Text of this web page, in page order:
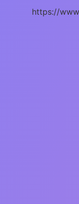
https://